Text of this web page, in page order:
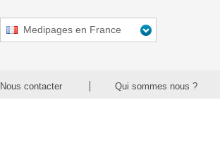
Medipages en France
Nous contacter Qui sommes nous ?